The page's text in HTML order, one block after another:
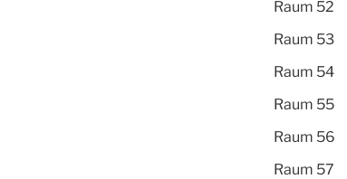
Raum 52
Raum 53
Raum 54
Raum 55
Raum 56
Raum 57